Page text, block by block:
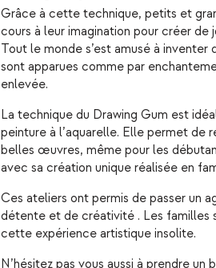
Grâce à cette technique, petits et
cours à leur imagination pour créer de
Tout le monde s’est amusé à inventer
sont apparues comme par
enlevée.
La technique du Drawing Gum est
peinture à l’aquarelle. Elle permet de
belles œuvres, même pour les
avec sa création unique réalisée en
Ces ateliers ont permis de passer un
détente et de créativité . Les familles
cette expérience artistique insolite.
N’hésitez pas vous aussi à prendre un